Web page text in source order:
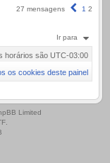
27 mensagens Anterior
1 2
Ir para
horários são UTC-03:00
os cookies deste painel
Limited